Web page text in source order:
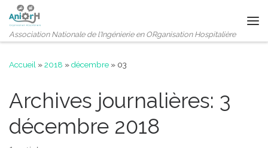
Passer au contenu
Association Nationale de l'Ingénierie en ORganisation Hospitalière
Accueil »2018 »décembre » 03
Archives journalières: 3
décembre 2018